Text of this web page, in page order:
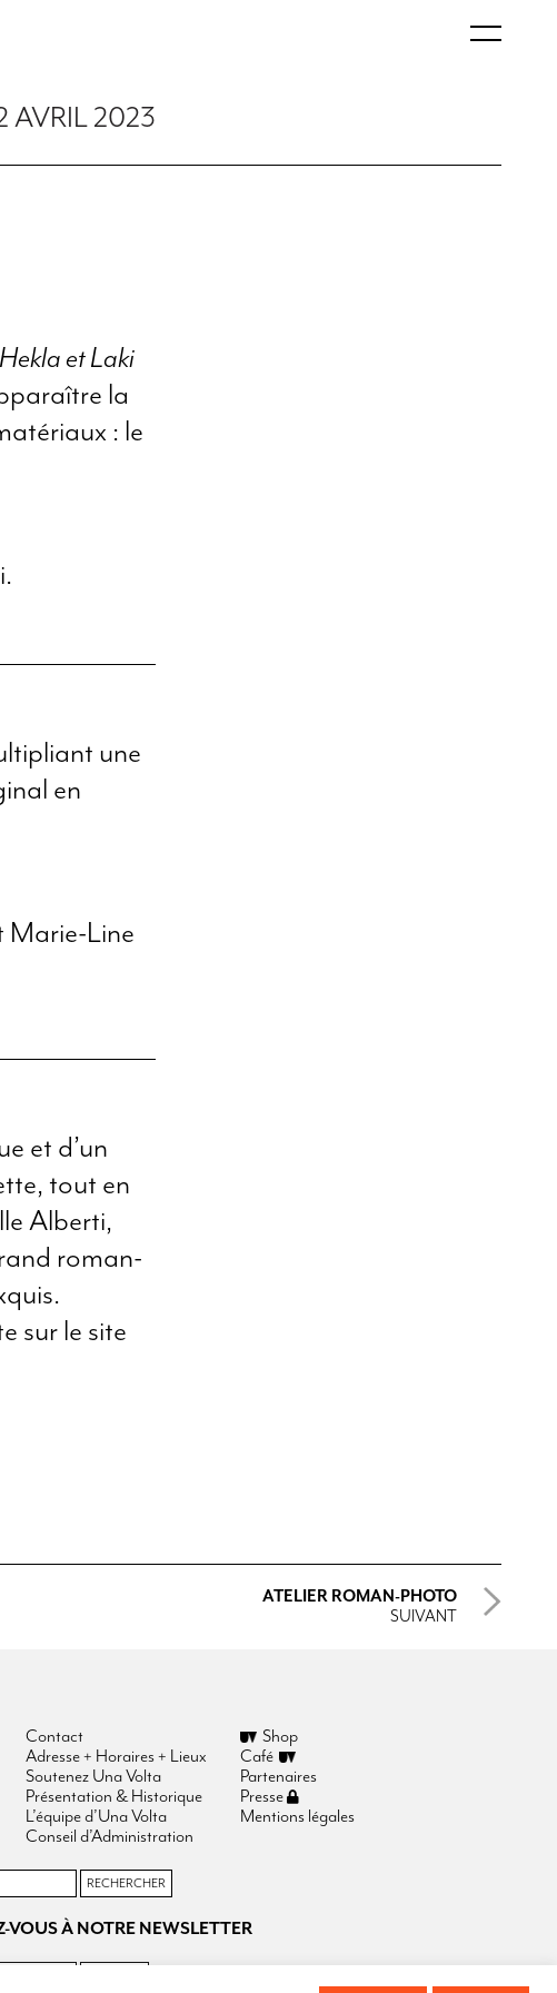
AVRIL 2023
Hekla et Laki
la
: le
une
en
Marie-Line
et d’un
tout en
Alberti,
roman-
sur le site
ATELIER ROMAN-PHOTO
SUIVANT
Contact
Adresse + Horaires + Lieux
Soutenez Una Volta
Présentation & Historique
L’équipe d’Una Volta
Conseil d’Administration
Shop
Café
Partenaires
Presse
Mentions légales
VOUS À NOTRE NEWSLETTER